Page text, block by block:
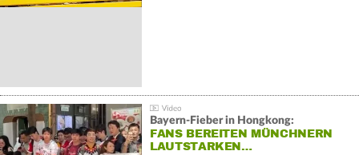
Bayern-Fieber in Hongkong:
FANS BEREITEN MÜNCHNERN
LAUTSTARKEN…